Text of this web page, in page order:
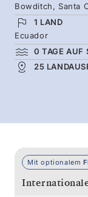
schnorcheln,
der
Cruz ist ein
hier leben die
Bowditch, Santa
1 LAND
Ecuador
0 TAGE AUF
25
Mit optionalem